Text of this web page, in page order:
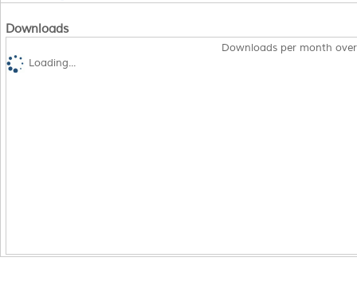
Downloads
Downloads per month
Loading...